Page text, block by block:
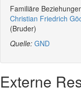
Familiäre
Christian Friedrich
(Bruder)
Quelle: GND
Externe